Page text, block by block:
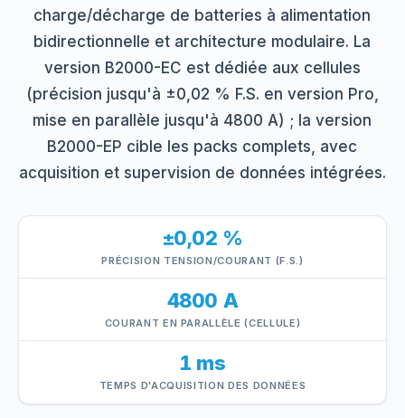
charge/décharge de batteries à alimentation
bidirectionnelle et architecture modulaire. La
version B2000-EC est dédiée aux cellules
(précision jusqu'à ±0,02 % F.S. en version Pro,
mise en parallèle jusqu'à 4800 A) ; la version
B2000-EP cible les packs complets, avec
acquisition et supervision de données intégrées.
±0,02 %
PRÉCISION TENSION/COURANT (F.S.)
4800 A
COURANT EN PARALLÈLE (CELLULE)
1 ms
TEMPS D'ACQUISITION DES DONNÉES